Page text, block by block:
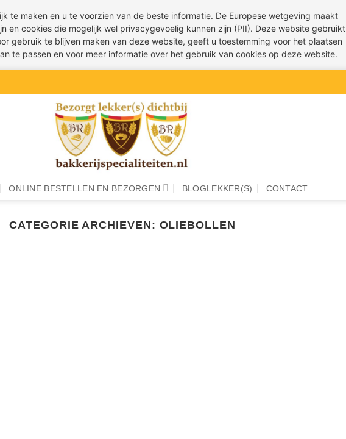
ONLINE BESTELLEN EN BEZORGEN BLOGLEKKER(S) CONTACT
CATEGORIE ARCHIEVEN: OLIEBOLLEN
te maken en u te voorzien van de beste informatie. De Europese wetgeving maakt
en cookies die mogelijk wel privacygevoelig kunnen zijn (PII). Deze website gebruikt
gebruik te blijven maken van deze website, geeft u toestemming voor het plaatsen
te passen en voor meer informatie over het gebruik van cookies op deze website.